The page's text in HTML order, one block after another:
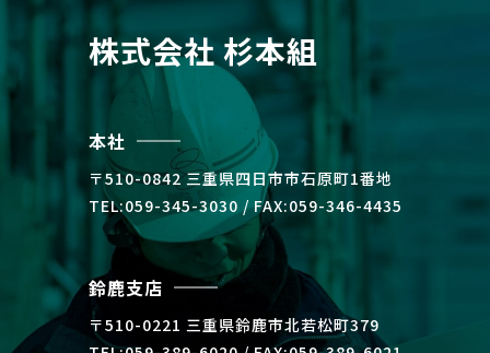
株式会社 杉本組
本社
〒510-0842 三重県四⽇市市⽯原町1番地
TEL:059-345-3030 / FAX:059-346-4435
鈴鹿支店
〒510-0221 三重県鈴⿅市北若松町379